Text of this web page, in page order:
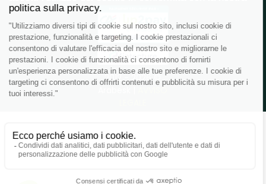
2012 - 2026 ©
AVVISO